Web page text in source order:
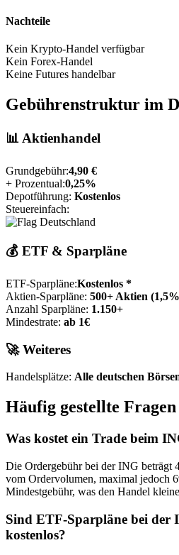
Nachteile
Kein Krypto-Handel verfügbar
Kein Forex-Handel
Keine Futures handelbar
Gebührenstruktur im
📊 Aktienhandel
Grundgebühr:4,90 €
+ Prozentual:0,25%
Depotführung: Kostenlos
Steuereinfach:
💰 ETF & Sparpläne
ETF-Sparpläne:Kostenlos *
Aktien-Sparpläne: 500+ Aktien
Anzahl Sparpläne: 1.150+
Mindestrate: ab 1€
🚀 Weiteres
Handelsplätze: Alle deutschen
Häufig gestellte
Was kostet ein Trade beim
Die Ordergebühr bei der ING beträgt
vom Ordervolumen, maximal jedoch
Mindestgebühr, was den Handel
Sind ETF-Sparpläne bei der
kostenlos?